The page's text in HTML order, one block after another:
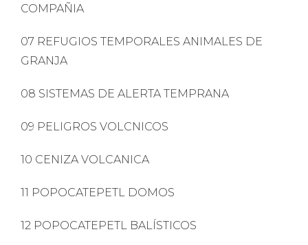
COMPAÑIA
07 REFUGIOS TEMPORALES ANIMALES DE
GRANJA
08 SISTEMAS DE ALERTA TEMPRANA
09 PELIGROS VOLCNICOS
10 CENIZA VOLCANICA
11 POPOCATEPETL DOMOS
12 POPOCATEPETL BALÍSTICOS